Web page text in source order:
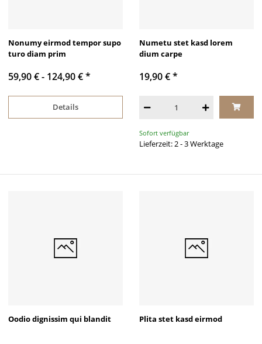
Nonumy eirmod tempor supo
turo diam prim
59,90 € - 124,90 €*
Details
Numetu stet kasd lorem
dium carpe
19,90 €*
Sofort verfügbar
Lieferzeit: 2 - 3 Werktage
Oodio dignissim qui blandit Plita stet kasd eirmod